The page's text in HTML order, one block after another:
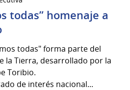
todas” homenaje a
todas" forma parte del
la Tierra, desarrollado por la
Toribio.
de interés nacional...